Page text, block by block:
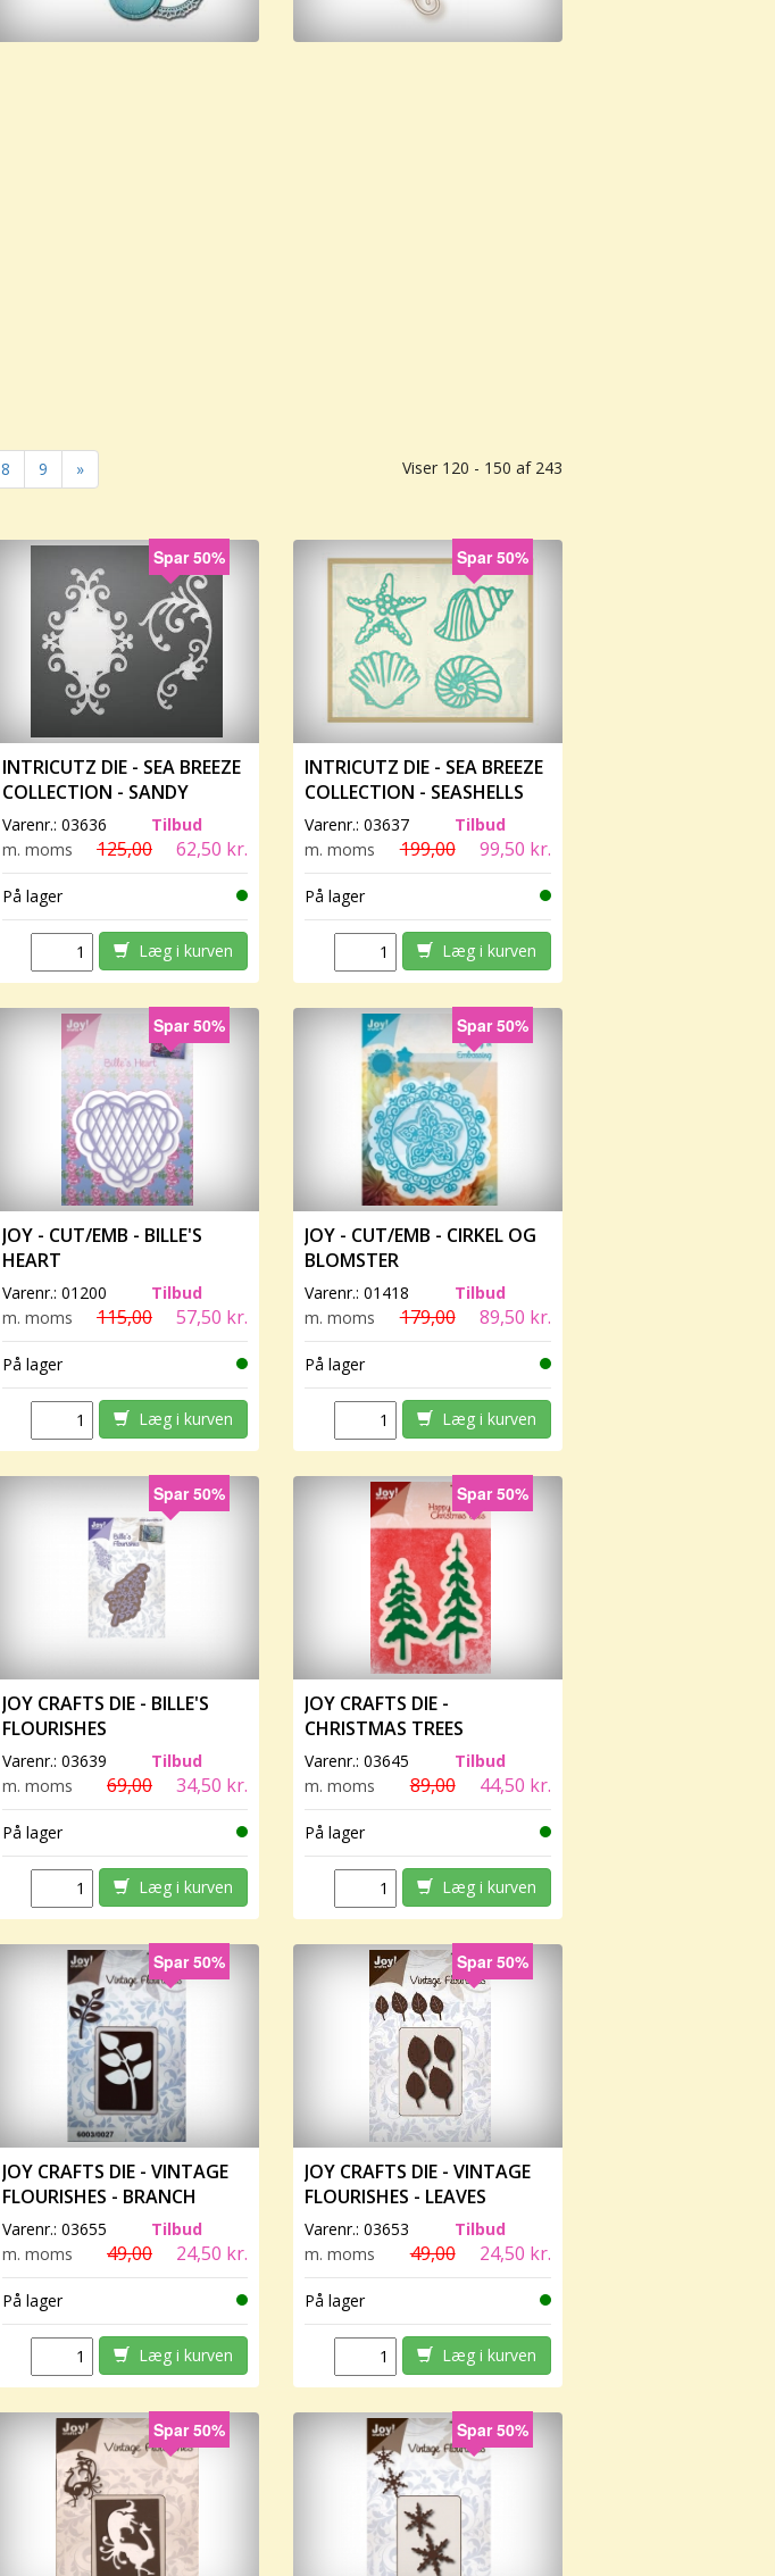
Viser 120 - 150 af 243
8 9 »
Spar 50%
INTRICUTZ DIE - SEA BREEZE
COLLECTION - SANDY
FRAME & FLOURISH
Varenr.: 03636
Tilbud
m. moms
125,00 62,50 kr.
På lager
Læg i kurven
Spar 50%
INTRICUTZ DIE - SEA BREEZE
COLLECTION - SEASHELLS
Varenr.:03637
Tilbud
m. moms
199,00 99,50 kr.
På lager
Læg i kurven
Spar 50%
JOY - CUT/EMB - BILLE'S
HEART
Varenr.: 01200
Tilbud
m. moms
115,00 57,50 kr.
På lager
Læg i kurven
Spar 50%
JOY - CUT/EMB - CIRKEL OG
BLOMSTER
Varenr.:01418
Tilbud
m. moms
179,00 89,50 kr.
På lager
Læg i kurven
Spar 50%
JOY CRAFTS DIE - BILLE'S
FLOURISHES
Varenr.: 03639
Tilbud
m. moms
69,00 34,50 kr.
På lager
Læg i kurven
Spar 50%
JOY CRAFTS DIE -
CHRISTMAS TREES
Varenr.:03645
Tilbud
m. moms
89,00 44,50 kr.
På lager
Læg i kurven
Spar 50%
JOY CRAFTS DIE - VINTAGE
FLOURISHES - BRANCH
Varenr.: 03655
Tilbud
m. moms
49,00 24,50 kr.
På lager
Læg i kurven
Spar 50%
JOY CRAFTS DIE - VINTAGE
FLOURISHES - LEAVES
Varenr.:03653
Tilbud
m. moms
49,00 24,50 kr.
På lager
Læg i kurven
Spar 50% Spar 50%